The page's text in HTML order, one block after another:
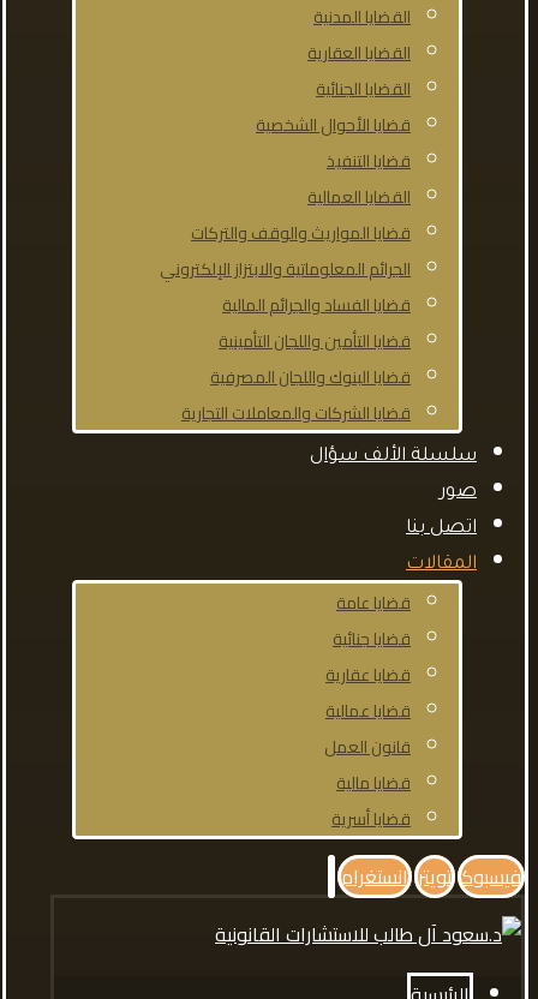
القضايا المدنية
القضايا العقارية
القضايا الجنائية
قضايا الأحوال الشخصية
قضايا التنفيذ
القضايا العمالية
قضايا المواريث والوقف والتركات
الجرائم المعلوماتية والابتزاز الإلكتروني
قضايا الفساد والجرائم المالية
قضايا التأمين واللجان التأمينية
قضايا البنوك واللجان المصرفية
قضايا الشركات والمعاملات التجارية
سلسلة الألف سؤال
صور
اتصل بنا
المقالات
قضايا عامة
قضايا جنائية
قضايا عقارية
قضايا عمالية
قانون العمل
قضايا مالية
قضايا أسرية
فيسبوك تويتر انستغرام